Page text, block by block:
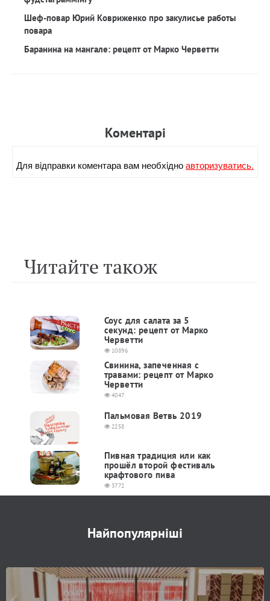
Шеф-повар Юрий Ковриженко про закулисье работы
повара
Баранина на мангале: рецепт от Марко Черветти
Коментарi
Для вiдправки коментара вам необхiдноавторизуватись.
Читайте також
Соус для салата за 5
секунд: рецепт от Марко
Черветти
10896
Свинина, запеченная с
травами: рецепт от Марко
Черветти
4047
Пальмовая Ветвь 2019
2258
Пивная традиция или как
прошёл второй фестиваль
крафтового пива
3772
Найпопулярніші